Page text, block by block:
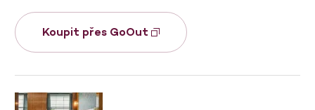
Koupit přes GoOut